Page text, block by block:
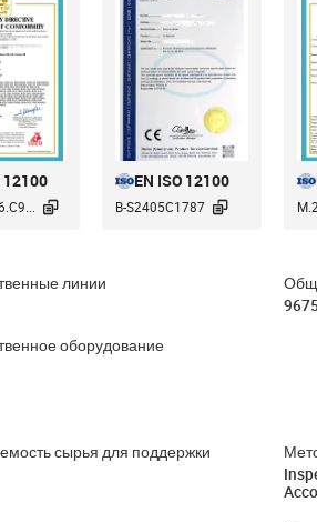
12100

EN ISO 12100
B-S2405C1787 
линии
оборудование
сырья для поддержки